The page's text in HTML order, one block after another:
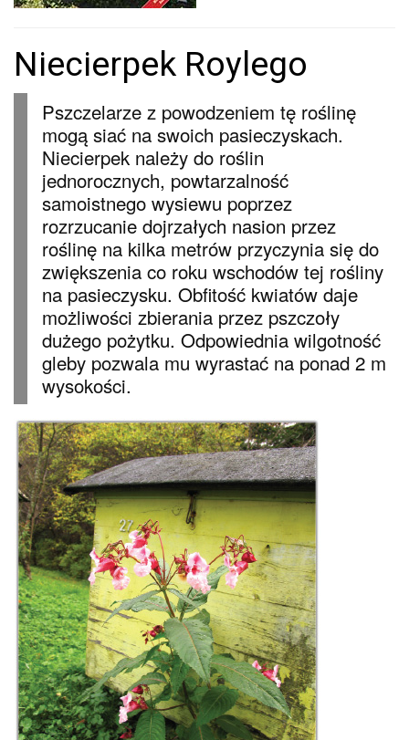
Niecierpek Roylego
Pszczelarze z powodzeniem tę roślinę
mogą siać na swoich pasieczyskach.
Niecierpek należy do roślin
jednorocznych, powtarzalność
samoistnego wysiewu poprzez
rozrzucanie dojrzałych nasion przez
roślinę na kilka metrów przyczynia się do
zwiększenia co roku wschodów tej rośliny
na pasieczysku. Obfitość kwiatów daje
możliwości zbierania przez pszczoły
dużego pożytku. Odpowiednia wilgotność
gleby pozwala mu wyrastać na ponad 2 m
wysokości.